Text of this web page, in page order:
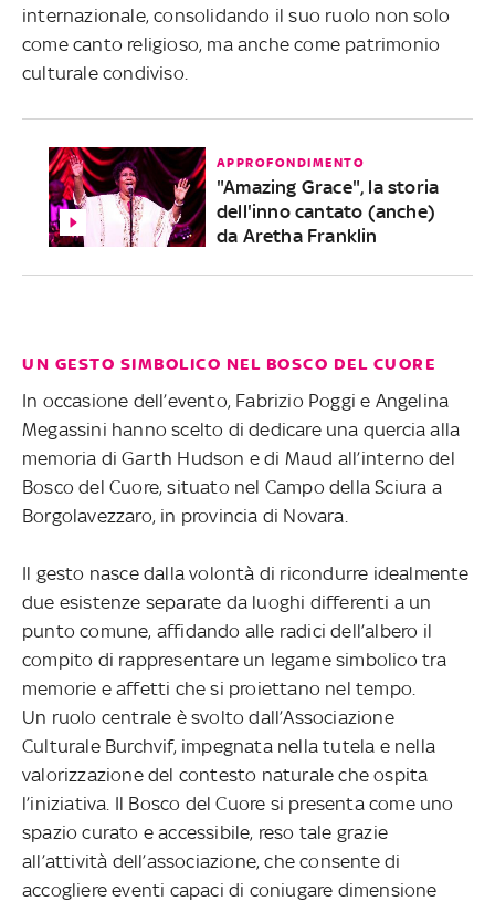
internazionale, consolidando il suo ruolo non solo
come canto religioso, ma anche come patrimonio
culturale condiviso.
APPROFONDIMENTO
"Amazing Grace", la storia
dell'inno cantato (anche)
da Aretha Franklin
UN GESTO SIMBOLICO NEL BOSCO DEL CUORE
In occasione dell’evento, Fabrizio Poggi e Angelina
Megassini hanno scelto di dedicare una quercia alla
memoria di Garth Hudson e di Maud all’interno del
Bosco del Cuore, situato nel Campo della Sciura a
Borgolavezzaro, in provincia di Novara.
Il gesto nasce dalla volontà di ricondurre idealmente
due esistenze separate da luoghi differenti a un
punto comune, affidando alle radici dell’albero il
compito di rappresentare un legame simbolico tra
memorie e affetti che si proiettano nel tempo.
Un ruolo centrale è svolto dall’Associazione
Culturale Burchvif, impegnata nella tutela e nella
valorizzazione del contesto naturale che ospita
l’iniziativa. Il Bosco del Cuore si presenta come uno
spazio curato e accessibile, reso tale grazie
all’attività dell’associazione, che consente di
accogliere eventi capaci di coniugare dimensione